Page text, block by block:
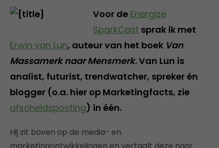
Voor de Energize
SparkCast sprak ik met
Erwin van Lun, auteur van het boek Van
Massamerk naar Mensmerk. Van Lun is
analist, futurist, trendwatcher, spreker én
blogger (o.a. hier op Marketingfacts, zie
afscheidsposting) in één.
Hij zit boven op de media- en
marketingontwikkelingen en vertaalt deze naar